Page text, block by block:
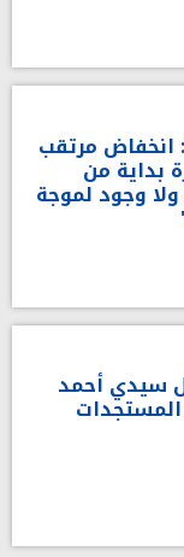
انخفاض مرتقب
بداية من
وجود لموجة
سيدي أحمد